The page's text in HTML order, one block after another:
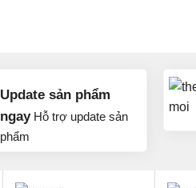
Update sản phẩm
ngayHỗ trợ update sản
phẩm